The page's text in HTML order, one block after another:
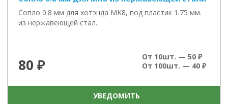
Сопло 0.8 мм для хотэнда MK8, под пластик 1.75 мм.
из нержавеющей стал..
80 ₽
От 10шт. — 50 ₽
От 100шт. — 40 ₽
УВЕДОМИТЬ